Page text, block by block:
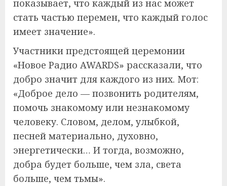
показывает, что каждый из нас может
стать частью перемен, что каждый голос
имеет значение».
Участники предстоящей церемонии
«Новое Радио AWARDS» рассказали, что
добро значит для каждого из них. Мот:
«Доброе дело — позвонить родителям,
помочь знакомому или незнакомому
человеку. Словом, делом, улыбкой,
песней материально, духовно,
энергетически… И тогда, возможно,
добра будет больше, чем зла, света
больше, чем тьмы».